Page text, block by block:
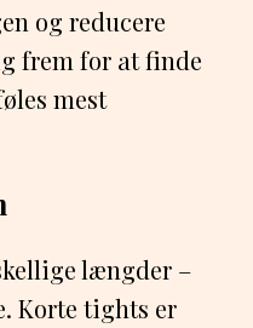
og reducere
frem for at finde
mest
længder –
Korte tights er